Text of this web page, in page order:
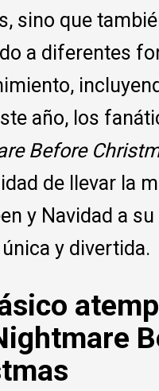
sino que
a diferentes
año, los
Before
de llevar la
y Navidad a
y divertida.